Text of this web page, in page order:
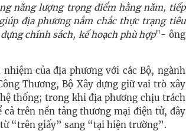
năng lượng trọng điểm hằng năm, tiếp
địa phương nắm chắc thực trạng tiêu
chính sách, kế hoạch phù hợp"- ông
của địa phương với các Bộ, ngành
Thương, Bộ Xây dựng giữ vai trò xây
thống; trong khi địa phương chịu trách
trên nền tảng thương mại điện tử, đây
“trên giấy” sang “tại hiện trường”.